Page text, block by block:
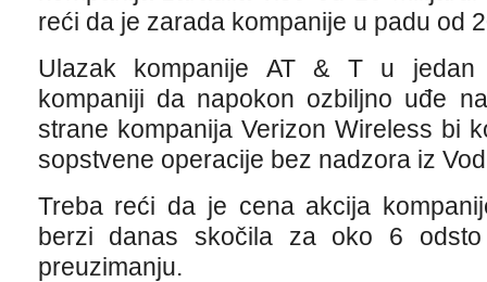
reći da je zarada kompanije u padu od
Ulazak kompanije AT & T u jedan
kompaniji da napokon ozbiljno uđe
strane kompanija Verizon Wireless bi
sopstvene operacije bez nadzora iz
Treba reći da je cena akcija
berzi danas skočila za oko 6
preuzimanju.